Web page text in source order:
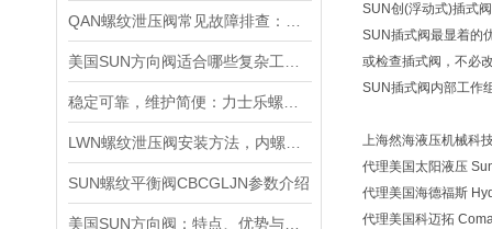
SUN螺纹平衡阀CBCGLJN参数介绍
SUN创(浮动式)插式
SUN插式阀最显着的
或检查插式阀，不必
SUN插式阀内部工作
上海然海液压机械科
代理美国太阳液压
代理美国海德福斯
代理美国科迈拓